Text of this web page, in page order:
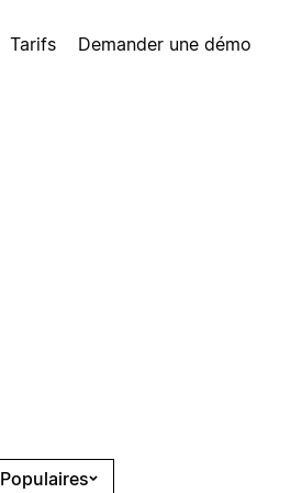
Tarifs Demander une démo
Populaires